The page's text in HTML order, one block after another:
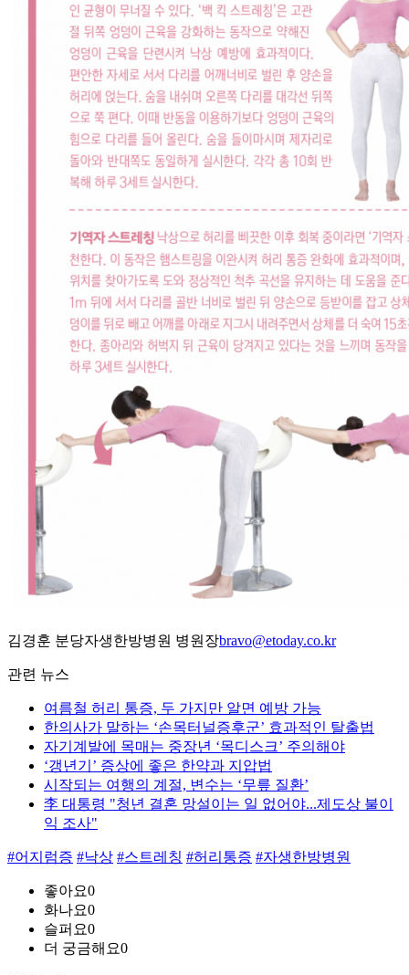
김경훈 분당자생한방병원 병원장bravo@etoday.co.kr
관련 뉴스
여름철 허리 통증, 두 가지만 알면 예방 가능
한의사가 말하는 ‘손목터널증후군’ 효과적인 탈출법
자기계발에 목매는 중장년 ‘목디스크’ 주의해야
‘갱년기’ 증상에 좋은 한약과 지압법
시작되는 여행의 계절, 변수는 ‘무릎 질환’
李 대통령 "청년 결혼 망설이는 일 없어야...제도상 불이
익 조사"
#어지럼증 #낙상 #스트레칭 #허리통증 #자생한방병원
좋아요0
화나요0
슬퍼요0
더 궁금해요0